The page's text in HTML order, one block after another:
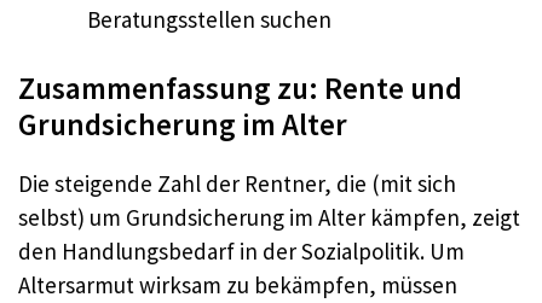
Beratungsstellen suchen
Zusammenfassung zu: Rente und
Grundsicherung im Alter
Die steigende Zahl der Rentner, die (mit sich
selbst) um Grundsicherung im Alter kämpfen, zeigt
den Handlungsbedarf in der Sozialpolitik. Um
Altersarmut wirksam zu bekämpfen, müssen